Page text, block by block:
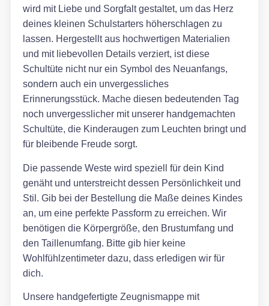
wird mit Liebe und Sorgfalt gestaltet, um das Herz
deines kleinen Schulstarters höherschlagen zu
lassen. Hergestellt aus hochwertigen Materialien
und mit liebevollen Details verziert, ist diese
Schultüte nicht nur ein Symbol des Neuanfangs,
sondern auch ein unvergessliches
Erinnerungsstück. Mache diesen bedeutenden Tag
noch unvergesslicher mit unserer handgemachten
Schultüte, die Kinderaugen zum Leuchten bringt und
für bleibende Freude sorgt.
Die passende Weste wird speziell für dein Kind
genäht und unterstreicht dessen Persönlichkeit und
Stil. Gib bei der Bestellung die Maße deines Kindes
an, um eine perfekte Passform zu erreichen. Wir
benötigen die Körpergröße, den Brustumfang und
den Taillenumfang. Bitte gib hier keine
Wohlfühlzentimeter dazu, dass erledigen wir für
dich.
Unsere handgefertigte Zeugnismappe mit